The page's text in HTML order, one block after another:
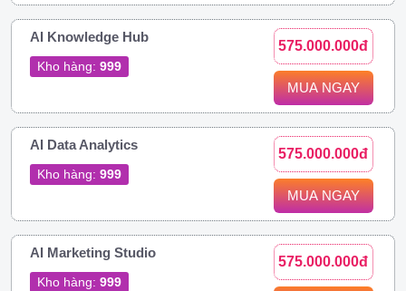
AI Knowledge Hub
Kho hàng: 999
575.000.000đ
MUA NGAY
AI Data Analytics
Kho hàng: 999
575.000.000đ
MUA NGAY
AI Marketing Studio
Kho hàng: 999
575.000.000đ